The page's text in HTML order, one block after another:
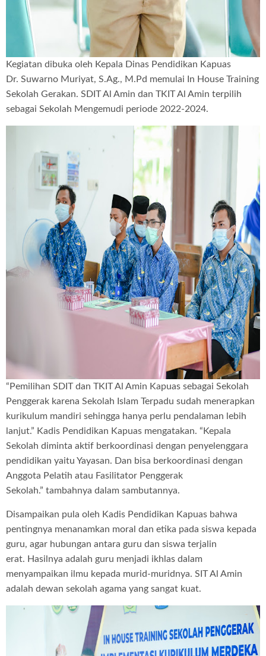
Kegiatan dibuka oleh Kepala Dinas Pendidikan Kapuas
Dr. Suwarno Muriyat, S.Ag., M.Pd memulai In House Training
Sekolah Gerakan. SDIT Al Amin dan TKIT Al Amin terpilih
sebagai Sekolah Mengemudi periode 2022-2024.
“Pemilihan SDIT dan TKIT Al Amin Kapuas sebagai Sekolah
Penggerak karena Sekolah Islam Terpadu sudah menerapkan
kurikulum mandiri sehingga hanya perlu pendalaman lebih
lanjut.” Kadis Pendidikan Kapuas mengatakan. “Kepala
Sekolah diminta aktif berkoordinasi dengan penyelenggara
pendidikan yaitu Yayasan. Dan bisa berkoordinasi dengan
Anggota Pelatih atau Fasilitator Penggerak
Sekolah.” tambahnya dalam sambutannya.
Disampaikan pula oleh Kadis Pendidikan Kapuas bahwa
pentingnya menanamkan moral dan etika pada siswa kepada
guru, agar hubungan antara guru dan siswa terjalin
erat. Hasilnya adalah guru menjadi ikhlas dalam
menyampaikan ilmu kepada murid-muridnya. SIT Al Amin
adalah dewan sekolah agama yang sangat kuat.